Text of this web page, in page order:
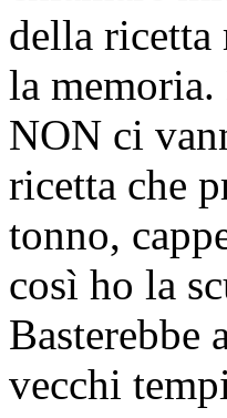
della ricetta
la
NON ci
ricetta che
tonno,
così ho la
Basterebbe
vecchi